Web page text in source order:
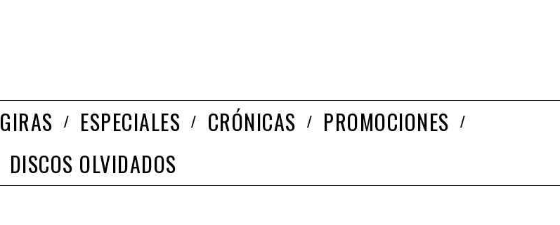
GIRAS ESPECIALES CRÓNICAS
PROMOCIONES
DISCOS OLVIDADOS